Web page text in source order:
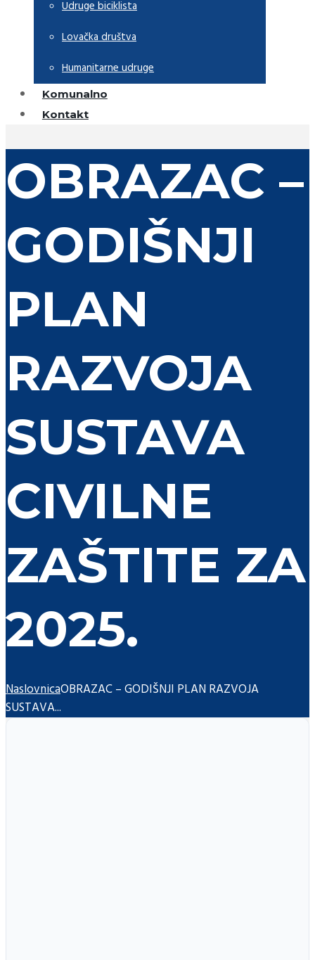
Udruge biciklista
Lovačka društva
Humanitarne udruge
Komunalno
Kontakt
OBRAZAC –
GODIŠNJI
PLAN
RAZVOJA
SUSTAVA
CIVILNE
ZAŠTITE ZA
2025.
NaslovnicaOBRAZAC – GODIŠNJI PLAN RAZVOJA
SUSTAVA...